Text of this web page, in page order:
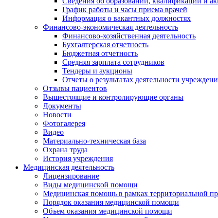
График работы и часы приема врачей
Информация о вакантных должностях
Финансово-экономическая деятельность
Финансово-хозяйственная деятельность
Бухгалтерская отчетность
Бюджетная отчетность
Средняя зарплата сотрудников
Тендеры и аукционы
Отчеты о результатах деятельности
Отзывы пациентов
Вышестоящие и контролирующие органы
Документы
Новости
Фотогалерея
Видео
Материально-техническая база
Охрана труда
История учреждения
Медицинская деятельность
Лицензирование
Виды медицинской помощи
Медицинская помощь в рамках территориальной
Порядок оказания медицинской помощи
Объем оказания медицинской помощи